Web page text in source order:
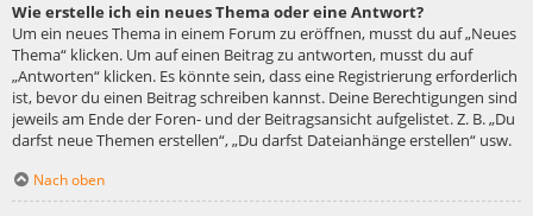
Wie erstelle ich ein neues Thema oder eine Antwort?
Um ein neues Thema in einem Forum zu eröffnen, musst du auf „Neues
Thema“ klicken. Um auf einen Beitrag zu antworten, musst du auf
„Antworten“ klicken. Es könnte sein, dass eine Registrierung erforderlich
ist, bevor du einen Beitrag schreiben kannst. Deine Berechtigungen sind
jeweils am Ende der Foren- und der Beitragsansicht aufgelistet. Z. B. „Du
darfst neue Themen erstellen“, „Du darfst Dateianhänge erstellen“ usw.
Nach oben